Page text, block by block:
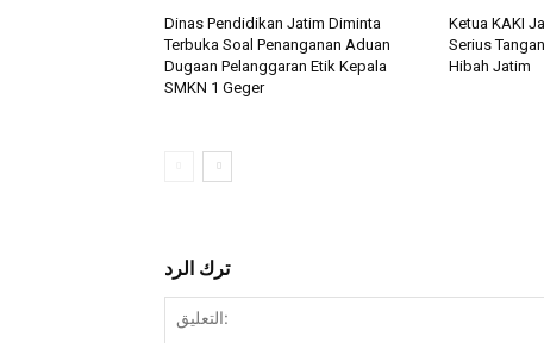
Dinas Pendidikan Jatim Diminta
Terbuka Soal Penanganan Aduan
Dugaan Pelanggaran Etik Kepala
SMKN 1 Geger
Ketua KAKI
Serius
Hibah Jatim
ترك الرد